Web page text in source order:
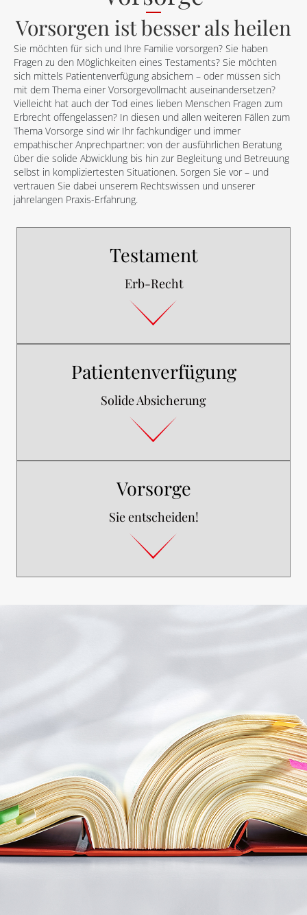
Vorsorgen ist besser als heilen
Sie möchten für sich und Ihre Familie vorsorgen? Sie haben
Fragen zu den Möglichkeiten eines Testaments? Sie möchten
sich mittels Patientenverfügung absichern – oder müssen sich
mit dem Thema einer Vorsorgevollmacht auseinandersetzen?
Vielleicht hat auch der Tod eines lieben Menschen Fragen zum
Erbrecht offengelassen? In diesen und allen weiteren Fällen zum
Thema Vorsorge sind wir Ihr fachkundiger und immer
empathischer Anprechpartner: von der ausführlichen Beratung
über die solide Abwicklung bis hin zur Begleitung und Betreuung
selbst in kompliziertesten Situationen. Sorgen Sie vor – und
vertrauen Sie dabei unserem Rechtswissen und unserer
jahrelangen Praxis-Erfahrung.
Testament
Erb-Recht
Patientenverfügung
Solide Absicherung
Vorsorge
Sie entscheiden!